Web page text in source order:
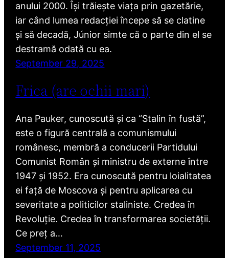
anului 2000. Își trăiește viața prin gazetărie,
iar când lumea redacției începe să se clatine
și să decadă, Júnior simte că o parte din el se
destramă odată cu ea.
September 29, 2025
Frica (are ochii mari)
Ana Pauker, cunoscută și ca “Stalin în fustă”,
este o figură centrală a comunismului
românesc, membră a conducerii Partidului
Comunist Român și ministru de externe între
1947 și 1952. Era cunoscută pentru loialitatea
ei față de Moscova și pentru aplicarea cu
severitate a politicilor staliniste. Credea în
Revoluție. Credea în transformarea societății.
Ce preț a…
September 11, 2025